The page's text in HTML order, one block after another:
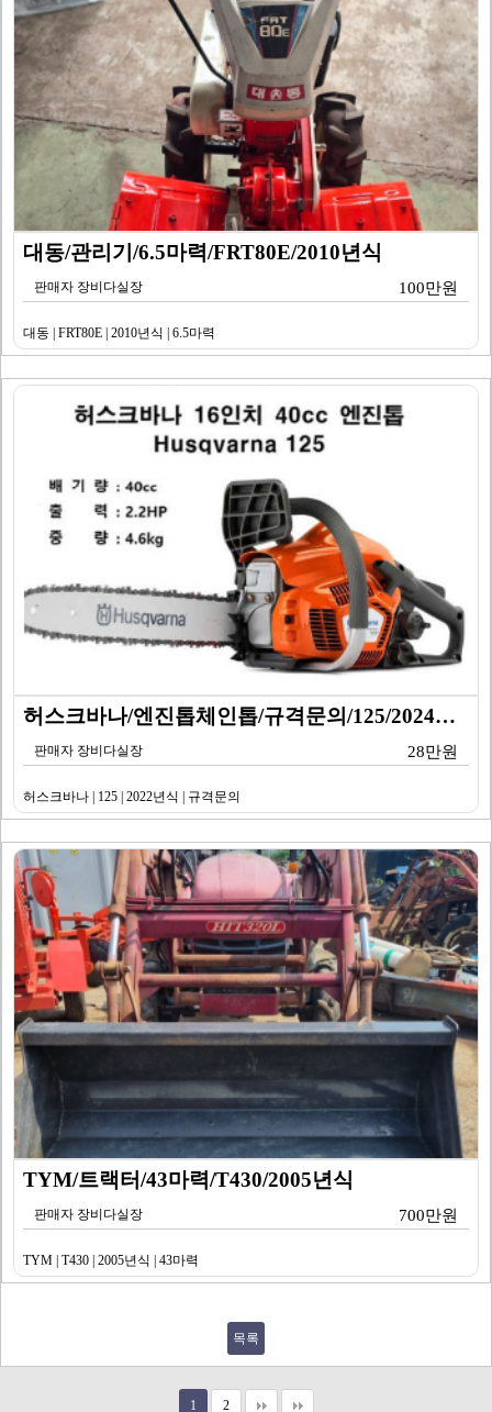
대동/관리기/6.5마력/FRT80E/2010년식
판매자 장비다실장 100만원
대동 | FRT80E | 2010년식 | 6.5마력
허스크바나/엔진톱체인톱/규격문의/125/2024년식
판매자 장비다실장 28만원
허스크바나 | 125 | 2022년식 | 규격문의
TYM/트랙터/43마력/T430/2005년식
판매자 장비다실장 700만원
TYM | T430 | 2005년식 | 43마력
목록
1 2